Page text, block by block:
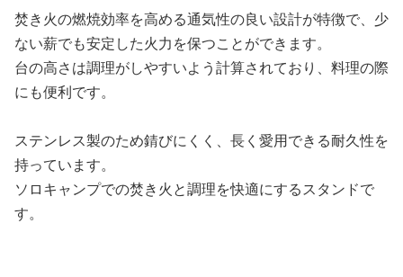
焚き火の燃焼効率を高める通気性の良い設計が特徴で、少
ない薪でも安定した火力を保つことができます。
台の高さは調理がしやすいよう計算されており、料理の際
にも便利です。
ステンレス製のため錆びにくく、長く愛用できる耐久性を
持っています。
ソロキャンプでの焚き火と調理を快適にするスタンドで
す。